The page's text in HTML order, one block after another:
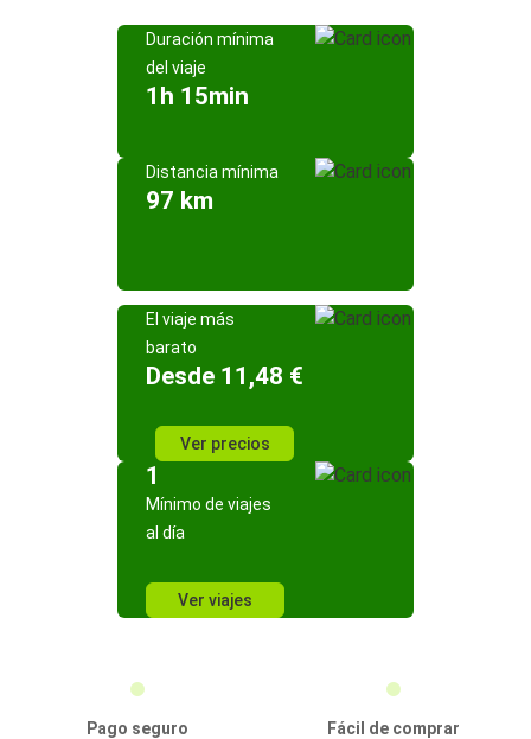
Duración mínima
del viaje
1h 15min
Distancia mínima
97 km
El viaje más
barato
Desde 11,48 €
Ver precios
1
Mínimo de viajes
al día
Ver viajes
Pago seguro
Fácil de comprar